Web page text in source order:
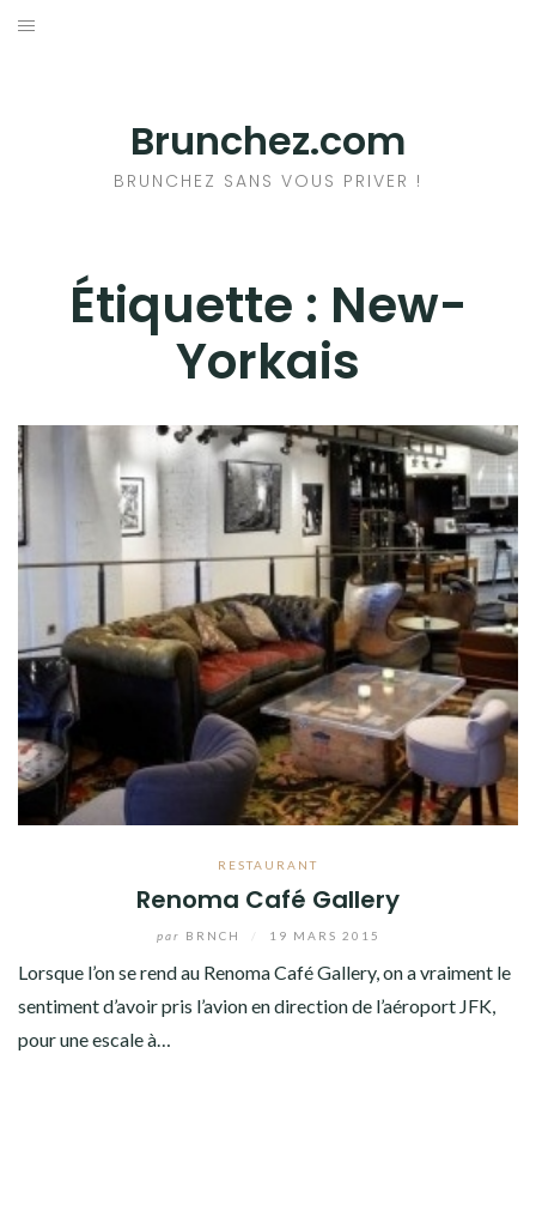
Aller
Brunchez.com
BRUNCHEZ SANS VOUS PRIVER !
Étiquette : New-
Yorkais
RESTAURANT
Renoma Café Gallery
par BRNCH 19 MARS 2015
Lorsque l’on se rend au Renoma Café Gallery, on a vraiment le
sentiment d’avoir pris l’avion en direction de l’aéroport JFK,
pour une escale à…
A PROPOS DU BRUNCH